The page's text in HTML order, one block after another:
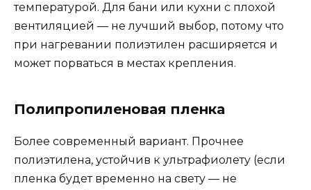
температурой. Для бани или кухни с плохой
вентиляцией — не лучший выбор, потому что
при нагревании полиэтилен расширяется и
может порваться в местах крепления.
Полипропиленовая пленка
Более современный вариант. Прочнее
полиэтилена, устойчив к ультрафиолету (если
пленка будет временно на свету — не